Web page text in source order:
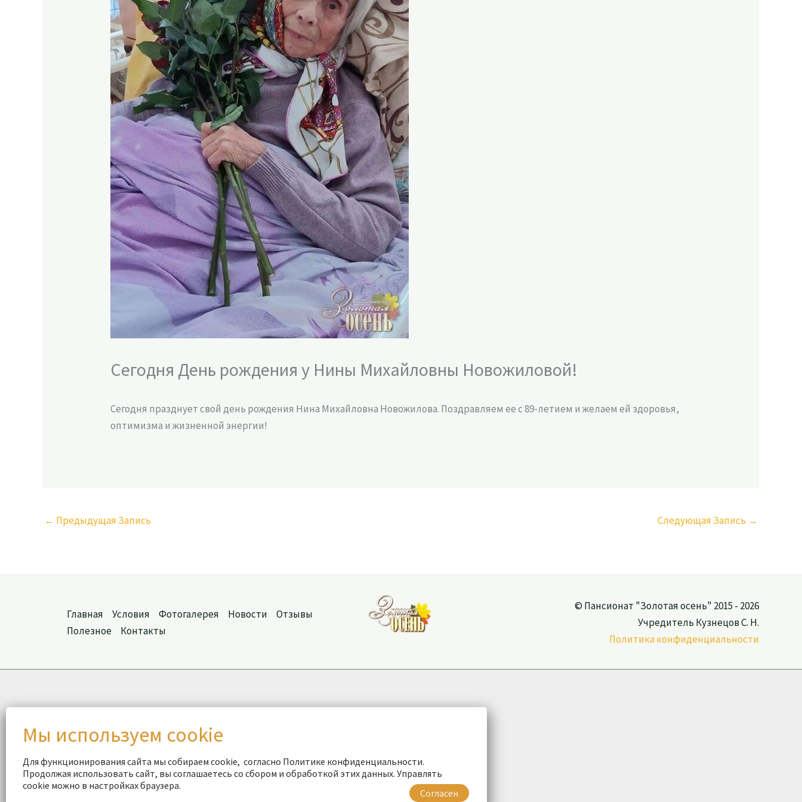
Сегодня День рождения у Нины Михайловны Новожиловой!
Сегодня празднует свой день рождения Нина Михайловна Новожилова. Поздравляем ее с 89-летием и желаем ей здоровья,
оптимизма и жизненной энергии!
← Предыдущая Запись Следующая Запись →
Главная Условия Фотогалерея Новости
Отзывы
Полезное
Контакты
© Пансионат "Золотая осень" 2015 - 2026
Учредитель Кузнецов С. Н.
Политика конфиденциальности
Для функционирования сайта мы собираем cookie, согласно Политике конфиденциальности.
Продолжая использовать сайт, вы соглашаетесь со сбором и обработкой этих данных. Управлять
cookie можно в настройках браузера.